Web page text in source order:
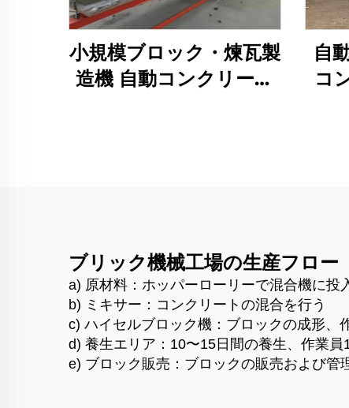
小規模ブロック・煉瓦製
造機 自動コンクリート
自
コ
ブリック機械工場の生産フロー
a) 原材料：ホッパーローリーで混合機に投
b) ミキサー：コンクリートの混合を行う
c) ハイセルブロック機：ブロックの成形、
d) 養生エリア：10〜15日間の養生、作業員
e) ブロック販売：ブロックの販売および管